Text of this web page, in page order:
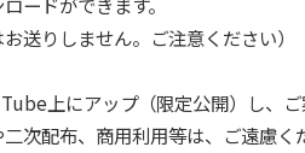
お送りしません。ご注意ください）
上にアップ（限定公開）し、ご
次配布、商用利用等は、ご遠慮く